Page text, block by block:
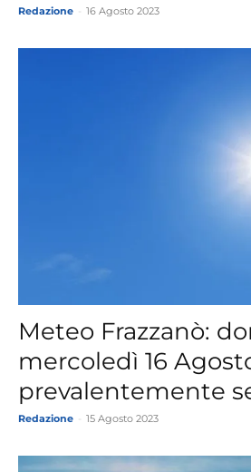
Redazione 16 Agosto 2023
Meteo Frazzanò:
mercoledì 16
prevalentemente
Redazione 15 Agosto 2023